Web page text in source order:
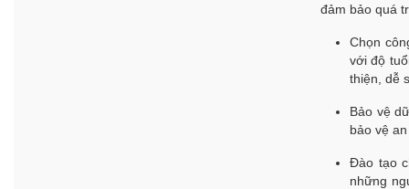
đảm bảo quá
Chọn
với độ
thiện, dễ
Bảo vệ
bảo vệ
Đào tạo
những